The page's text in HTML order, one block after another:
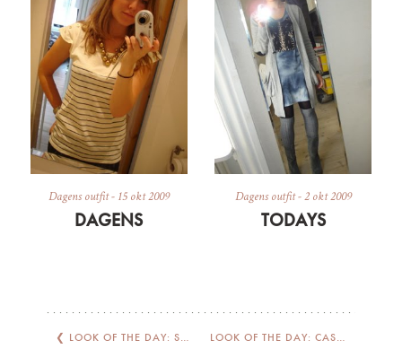
Dagens outfit- 15 okt 2009
DAGENS
Dagens outfit-2 okt 2009
TODAYS
❮ LOOK OF THE DAY: SILK LOOK OF THE DAY: CASUAL